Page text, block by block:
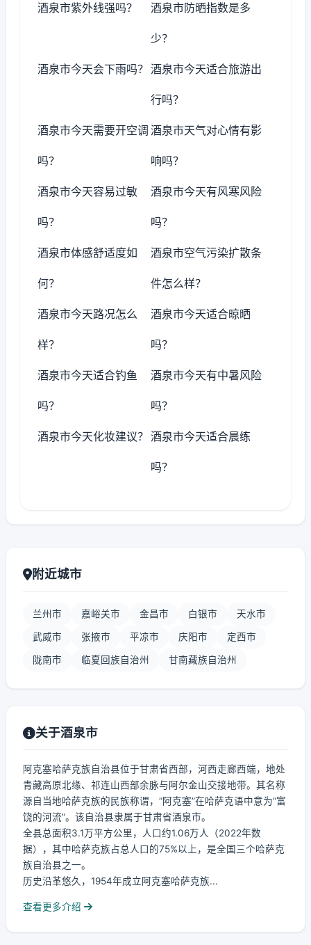
酒泉市紫外线强吗？ 酒泉市防晒指数是多
少？
酒泉市今天会下雨吗？ 酒泉市今天适合旅游出
行吗？
酒泉市今天需要开空调
吗？
酒泉市天气对心情有影
响吗？
酒泉市今天容易过敏
吗？
酒泉市今天有风寒风险
吗？
酒泉市体感舒适度如
何？
酒泉市空气污染扩散条
件怎么样？
酒泉市今天路况怎么
样？
酒泉市今天适合晾晒
吗？
酒泉市今天适合钓鱼
吗？
酒泉市今天有中暑风险
吗？
酒泉市今天化妆建议？ 酒泉市今天适合晨练
吗？
附近城市
兰州市 嘉峪关市 金昌市 白银市 天水市
武威市 张掖市 平凉市 庆阳市 定西市
陇南市 临夏回族自治州 甘南藏族自治州
关于酒泉市
阿克塞哈萨克族自治县位于甘肃省西部，河西走廊西端，地处
青藏高原北缘、祁连山西部余脉与阿尔金山交接地带。其名称
源自当地哈萨克族的民族称谓，“阿克塞”在哈萨克语中意为“富
饶的河流”。该自治县隶属于甘肃省酒泉市。
全县总面积3.1万平方公里，人口约1.06万人（2022年数
据），其中哈萨克族占总人口的75%以上，是全国三个哈萨克
族自治县之一。
历史沿革悠久，1954年成立阿克塞哈萨克族...
查看更多介绍